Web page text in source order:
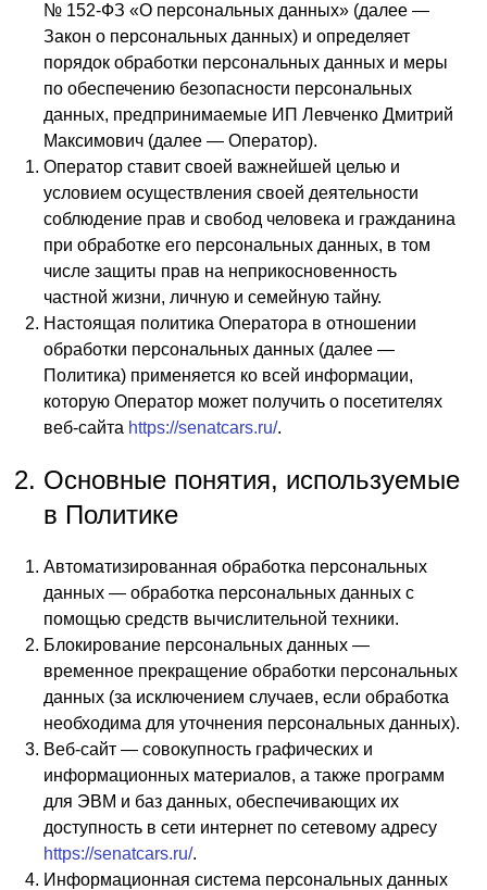
№ 152-ФЗ «О персональных данных» (далее —
Закон о персональных данных) и определяет
порядок обработки персональных данных и меры
по обеспечению безопасности персональных
данных, предпринимаемые ИП Левченко Дмитрий
Максимович (далее — Оператор).
Оператор ставит своей важнейшей целью и
условием осуществления своей деятельности
соблюдение прав и свобод человека и гражданина
при обработке его персональных данных, в том
числе защиты прав на неприкосновенность
частной жизни, личную и семейную тайну.
Настоящая политика Оператора в отношении
обработки персональных данных (далее —
Политика) применяется ко всей информации,
которую Оператор может получить о посетителях
веб-сайта https://senatcars.ru/.
Основные понятия, используемые
в Политике
Автоматизированная обработка персональных
данных — обработка персональных данных с
помощью средств вычислительной техники.
Блокирование персональных данных —
временное прекращение обработки персональных
данных (за исключением случаев, если обработка
необходима для уточнения персональных данных).
Веб-сайт — совокупность графических и
информационных материалов, а также программ
для ЭВМ и баз данных, обеспечивающих их
доступность в сети интернет по сетевому адресу
https://senatcars.ru/.
Информационная система персональных данных